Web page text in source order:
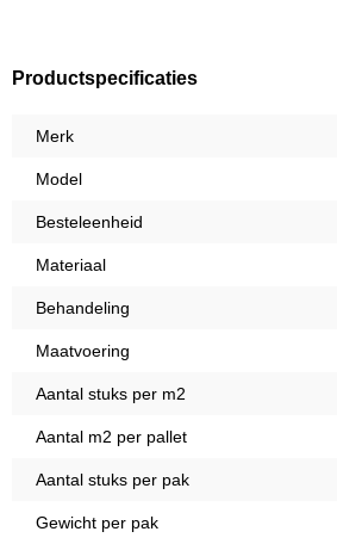
Productspecificaties
Merk
Model
Besteleenheid
Materiaal
Behandeling
Maatvoering
Aantal stuks per m2
Aantal m2 per pallet
Aantal stuks per pak
Gewicht per pak